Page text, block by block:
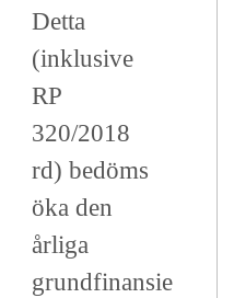
Detta
(inklusive
RP
320/2018
rd) bedöms
öka den
årliga